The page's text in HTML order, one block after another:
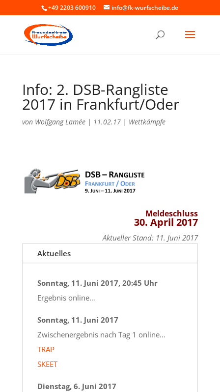
+49 2203 600910 info@fk-wurfscheibe.de
Info: 2. DSB-Rangliste
2017 in Frankfurt/Oder
von Wolfgang Lamée| 11.02.17| Wettkämpfe
Meldeschluss
30. April 2017
Aktueller Stand: 11. Juni 2017
Aktuelles
Sonntag, 11. Juni 2017, 20:45 Uhr
Ergebnis online…
Sonntag, 11. Juni 2017
Zwischenergebnis nach Tag 1 online…
TRAP
SKEET
Dienstag, 6. Juni 2017